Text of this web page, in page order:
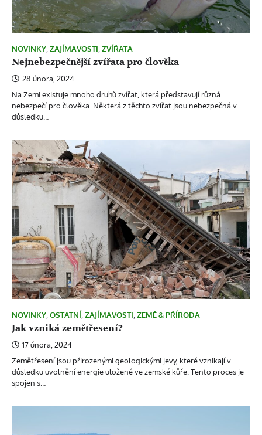
NOVINKY ZAJÍMAVOSTI ZVÍŘATA
Nejnebezpečnější zvířata pro člověka
28 února, 2024
Na Zemi existuje mnoho druhů zvířat, která představují různá
nebezpečí pro člověka. Některá z těchto zvířat jsou nebezpečná v
důsledku…
NOVINKY OSTATNÍ ZAJÍMAVOSTI ZEMĚ & PŘÍRODA
Jak vzniká zemětřesení?
17 února, 2024
Zemětřesení jsou přirozenými geologickými jevy, které vznikají v
důsledku uvolnění energie uložené ve zemské kůře. Tento proces je
spojen s…